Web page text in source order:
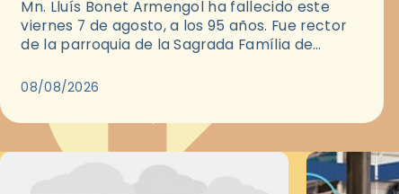
Mn. Lluís Bonet Armengol ha fallecido este
viernes 7 de agosto, a los 95 años. Fue rector
de la parroquia de la Sagrada Família de
08/08/2026